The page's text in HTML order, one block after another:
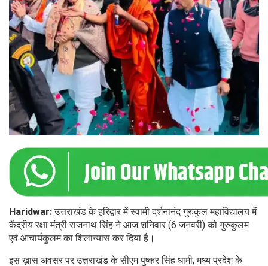
Haridwar:उत्तराखंड के हरिद्वार में स्वामी दर्शनानंद गुरुकुल महाविद्यालय में
केंद्रीय रक्षा मंत्री राजनाथ सिंह ने आज शनिवार (6 जनवरी) को गुरुकुलम
एवं आचार्यकुलम का शिलान्यास कर दिया है।
इस ख़ास अवसर पर उत्तराखंड के सीएम पुष्कर सिंह धामी, मध्य प्रदेश के